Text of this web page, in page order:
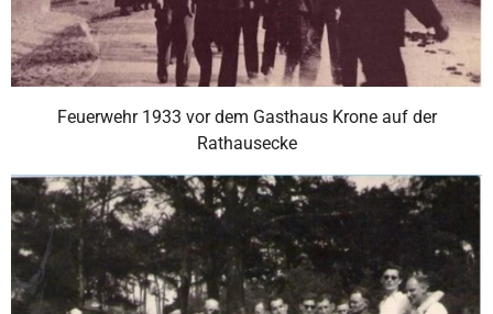
Feuerwehr 1933 vor dem Gasthaus Krone auf der
Rathausecke